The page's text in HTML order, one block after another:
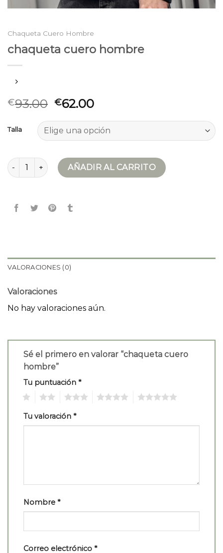
Chaqueta Cuero Hombre
chaqueta cuero hombre
€93.00 €62.00
Talla
chaqueta cuero hombre cantidad
AÑADIR AL CARRITO
VALORACIONES (0)
Valoraciones
No hay valoraciones aún.
Sé el primero en valorar “chaqueta cuero
hombre”
Tu puntuación *
Tu valoración *
Nombre *
Correo electrónico *